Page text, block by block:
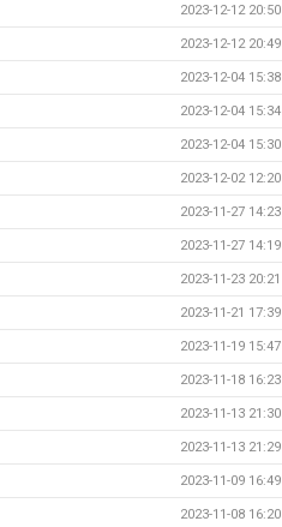
2023-12-12 20:50
2023-12-12 20:49
2023-12-04 15:38
2023-12-04 15:34
2023-12-04 15:30
2023-12-02 12:20
2023-11-27 14:23
2023-11-27 14:19
2023-11-23 20:21
2023-11-21 17:39
2023-11-19 15:47
2023-11-18 16:23
2023-11-13 21:30
2023-11-13 21:29
2023-11-09 16:49
2023-11-08 16:20